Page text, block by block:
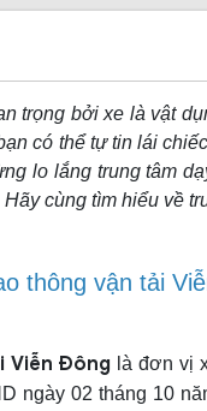
trọng bởi xe là vật
có thể tự tin lái
lo lắng trung tâm
cùng tìm hiểu về
thông vận tải
Viễn Đông là đơn vị
ngày 02 tháng 10